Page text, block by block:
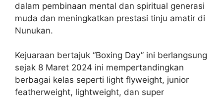
dalam pembinaan mental dan spiritual generasi
muda dan meningkatkan prestasi tinju amatir di
Nunukan.
Kejuaraan bertajuk “Boxing Day” ini berlangsung
sejak 8 Maret 2024 ini mempertandingkan
berbagai kelas seperti light flyweight, junior
featherweight, lightweight, dan super